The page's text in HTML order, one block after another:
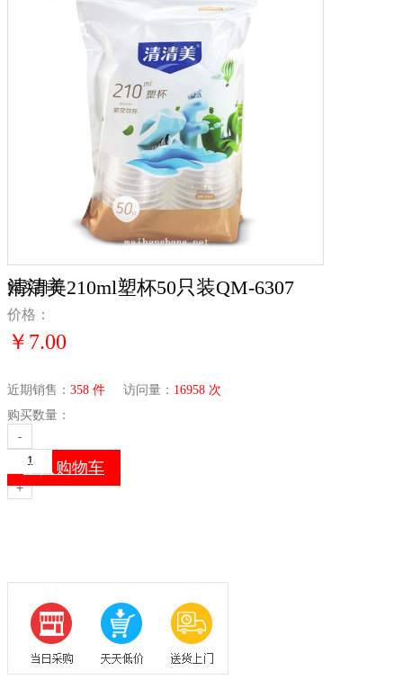
清清美210ml塑杯50只装QM-6307
价格：
￥7.00
近期销售： 358 件 访问量： 16958 次
购买数量：
加入购物车
购买排行